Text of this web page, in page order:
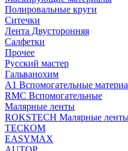
Полировальные круги
Ситечки
Лента Двусторонняя
Салфетки
Прочее
Русский мастер
Гальванохим
А1 Вспомогательные
RMC Вспомогательные
Малярные ленты
ROKSTECH Малярные
ТЕСКОМ
EASYMAX